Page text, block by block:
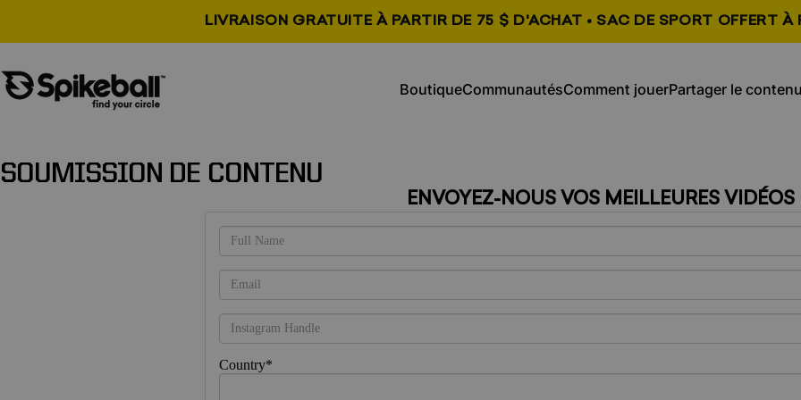
LIVRAISON GRATUITE À PARTIR DE 75 $ D'ACHAT • SAC DE SPORT OFFERT
Boutique Spikeball BoutiqueCommunautésComment jouerPartager le contenu
SOUMISSION DE CONTENU
ENVOYEZ-NOUS VOS MEILLEURES VIDÉOS
Country*